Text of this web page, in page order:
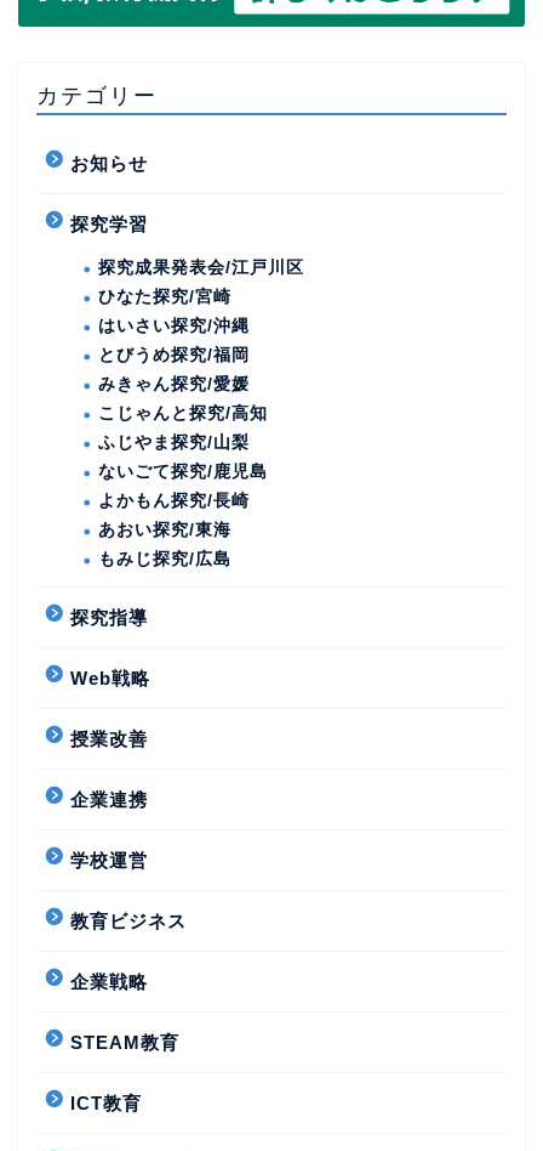
カテゴリー
お知らせ
探究学習
探究成果発表会/江戸川区
ひなた探究/宮崎
はいさい探究/沖縄
とびうめ探究/福岡
みきゃん探究/愛媛
こじゃんと探究/高知
ふじやま探究/山梨
ないごて探究/鹿児島
よかもん探究/長崎
あおい探究/東海
もみじ探究/広島
探究指導
Web戦略
授業改善
企業連携
学校運営
教育ビジネス
企業戦略
STEAM教育
ICT教育